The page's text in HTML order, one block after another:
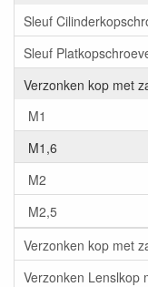
Sleuf
Sleuf
Verzonken kop met
M1
M1,6
M2
M2,5
Verzonken kop met
Verzonken Lenslkop